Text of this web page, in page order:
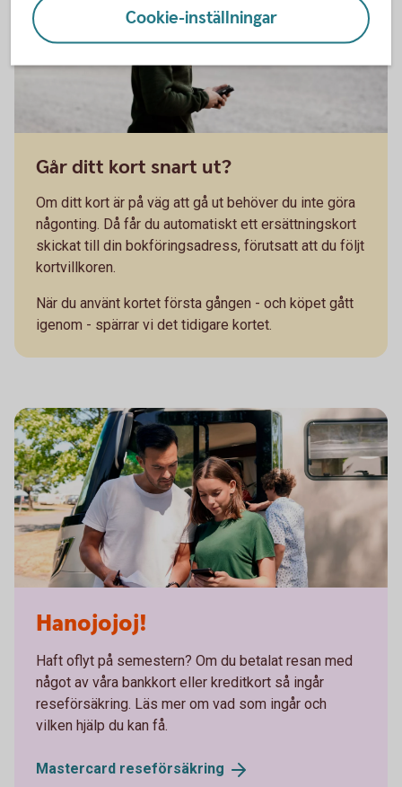
Går ditt kort snart ut?
Om ditt kort är på väg att gå ut behöver du inte göra
någonting. Då får du automatiskt ett ersättningskort
skickat till din bokföringsadress, förutsatt att du följt
kortvillkoren.
När du använt kortet första gången - och köpet gått
igenom - spärrar vi det tidigare kortet.
Hanojojoj!
Haft oflyt på semestern? Om du betalat resan med
något av våra bankkort eller kreditkort så ingår
reseförsäkring. Läs mer om vad som ingår och
vilken hjälp du kan få.
Mastercard reseförsäkring
Cookie-inställningar